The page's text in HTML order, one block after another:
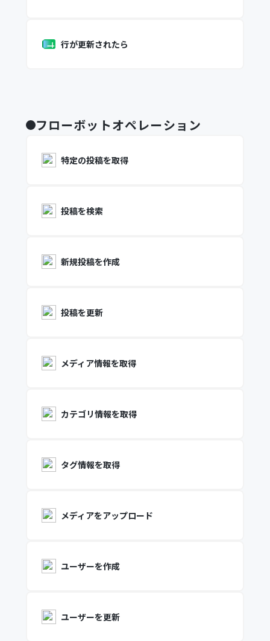
行が更新されたら
フローボットオペレーション
特定の投稿を取得
投稿を検索
新規投稿を作成
投稿を更新
メディア情報を取得
カテゴリ情報を取得
タグ情報を取得
メディアをアップロード
ユーザーを作成
ユーザーを更新